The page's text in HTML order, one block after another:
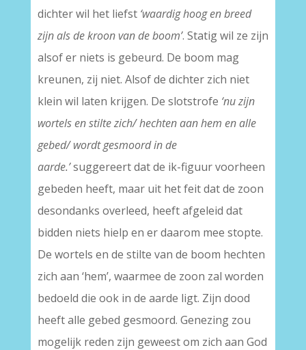
dichter wil het liefst ‘waardig hoog en breed
zijn als de kroon van de boom’. Statig wil ze zijn
alsof er niets is gebeurd. De boom mag
kreunen, zij niet. Alsof de dichter zich niet
klein wil laten krijgen. De slotstrofe ‘nu zijn
wortels en stilte zich/ hechten aan hem en alle
gebed/ wordt gesmoord in de
aarde.’suggereert dat de ik-figuur voorheen
gebeden heeft, maar uit het feit dat de zoon
desondanks overleed, heeft afgeleid dat
bidden niets hielp en er daarom mee stopte.
De wortels en de stilte van de boom hechten
zich aan ‘hem’, waarmee de zoon zal worden
bedoeld die ook in de aarde ligt. Zijn dood
heeft alle gebed gesmoord. Genezing zou
mogelijk reden zijn geweest om zich aan God